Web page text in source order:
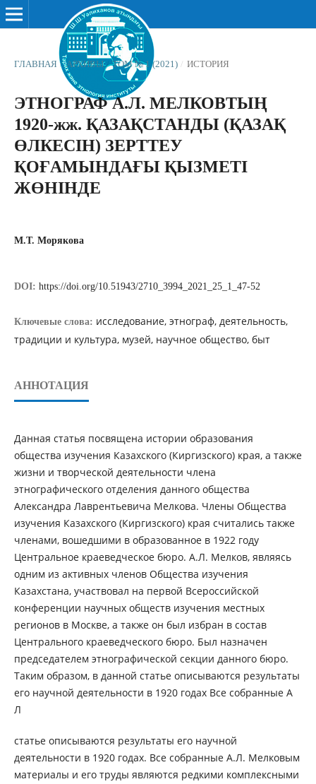
ГЛАВНАЯ / АРХИВЫ / ТОМ № 1 (2021) / ИСТОРИЯ
ЭТНОГРАФ А.Л. МЕЛКОВТЫҢ
1920-жж. ҚАЗАҚСТАНДЫ (ҚАЗАҚ
ӨЛКЕСІН) ЗЕРТТЕУ
ҚОҒАМЫНДАҒЫ ҚЫЗМЕТІ
ЖӨНІНДЕ
М.Т. Морякова
DOI: https://doi.org/10.51943/2710_3994_2021_25_1_47-52
Ключевые слова: исследование, этнограф, деятельность,
традиции и культура, музей, научное общество, быт
АННОТАЦИЯ
Данная статья посвящена истории образования
общества изучения Казахского (Киргизского) края, а также
жизни и творческой деятельности члена
этнографического отделения данного общества
Александра Лаврентьевича Мелкова. Члены Общества
изучения Казахского (Киргизского) края считались также
членами, вошедшими в образованное в 1922 году
Центральное краеведческое бюро. А.Л. Мелков, являясь
одним из активных членов Общества изучения
Казахстана, участвовал на первой Всероссийской
конференции научных обществ изучения местных
регионов в Москве, а также он был избран в состав
Центрального краеведческого бюро. Был назначен
председателем этнографической секции данного бюро.
Таким образом, в данной статье описываются результаты
его научной деятельности в 1920 годах Все собранные А
Л
статье описываются результаты его научной
деятельности в 1920 годах. Все собранные А.Л. Мелковым
материалы и его труды являются редкими комплексными